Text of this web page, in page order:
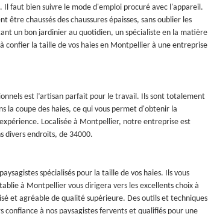
faut bien suivre le mode d'emploi procuré avec l'appareil.
chaussés des chaussures épaisses, sans oublier les
un bon jardinier au quotidien, un spécialiste en la matière
confier la taille de vos haies en Montpellier à une entreprise
est l’artisan parfait pour le travail. Ils sont totalement
la coupe des haies, ce qui vous permet d'obtenir la
Localisée à Montpellier, notre entreprise est
divers endroits, de 34000.
spécialisés pour la taille de vos haies. Ils vous
à Montpellier vous dirigera vers les excellents choix à
et agréable de qualité supérieure. Des outils et techniques
à nos paysagistes fervents et qualifiés pour une